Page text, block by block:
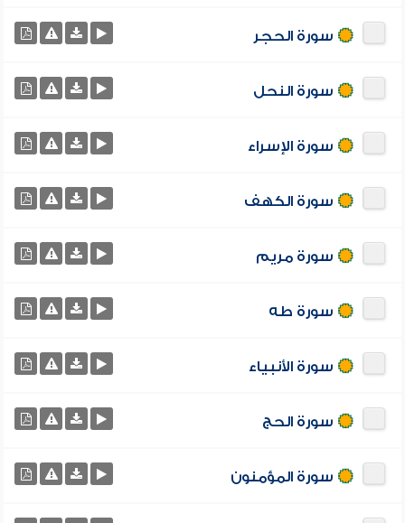
سورة الحجر
سورة النحل
سورة الإسراء
سورة الكهف
سورة مريم
سورة طه
سورة الأنبياء
سورة الحج
سورة المؤمنون